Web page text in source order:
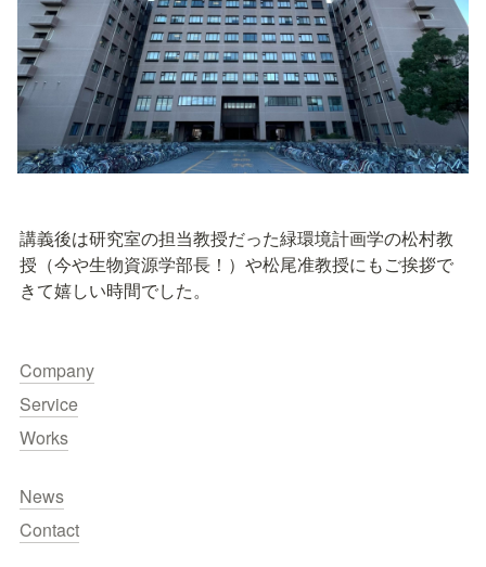
講義後は研究室の担当教授だった緑環境計画学の松村教
授（今や生物資源学部長！）や松尾准教授にもご挨拶で
きて嬉しい時間でした。
Company
Service
Works
News
Contact